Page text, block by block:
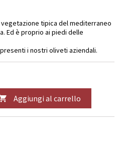
vegetazione tipica del mediterraneo
Ed è proprio ai piedi delle
i nostri oliveti aziendali.
Aggiungi al carrello